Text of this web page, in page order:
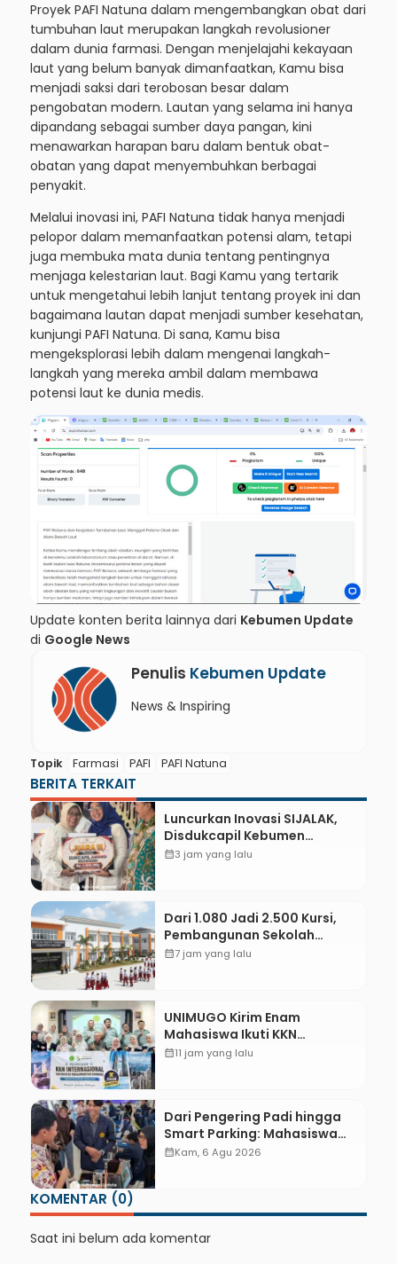
Proyek PAFI Natuna dalam mengembangkan obat dari
tumbuhan laut merupakan langkah revolusioner
dalam dunia farmasi. Dengan menjelajahi kekayaan
laut yang belum banyak dimanfaatkan, Kamu bisa
menjadi saksi dari terobosan besar dalam
pengobatan modern. Lautan yang selama ini hanya
dipandang sebagai sumber daya pangan, kini
menawarkan harapan baru dalam bentuk obat-
obatan yang dapat menyembuhkan berbagai
penyakit.
Melalui inovasi ini, PAFI Natuna tidak hanya menjadi
pelopor dalam memanfaatkan potensi alam, tetapi
juga membuka mata dunia tentang pentingnya
menjaga kelestarian laut. Bagi Kamu yang tertarik
untuk mengetahui lebih lanjut tentang proyek ini dan
bagaimana lautan dapat menjadi sumber kesehatan,
kunjungi PAFI Natuna. Di sana, Kamu bisa
mengeksplorasi lebih dalam mengenai langkah-
langkah yang mereka ambil dalam membawa
potensi laut ke dunia medis.
Update konten berita lainnya dari Kebumen Update
di Google News
Penulis Kebumen Update
News & Inspiring
Topik Farmasi PAFI PAFI Natuna
BERITA TERKAIT
Luncurkan Inovasi SIJALAK,
Disdukcapil Kebumen
Perkuat Jejaring Literasi
calendar_month3 jam yang lalu
Dari 1.080 Jadi 2.500 Kursi,
Pembangunan Sekolah
Rakyat Kebumen Ditargetkan
calendar_month7 jam yang lalu
UNIMUGO Kirim Enam
Mahasiswa Ikuti KKN
Internasional 2026 di ASEAN
calendar_month11 jam yang lalu
Dari Pengering Padi hingga
Smart Parking: Mahasiswa
UPB Unjuk Gigi Lewat
calendar_monthKam, 6 Agu 2026
KOMENTAR (0)
Saat ini belum ada komentar